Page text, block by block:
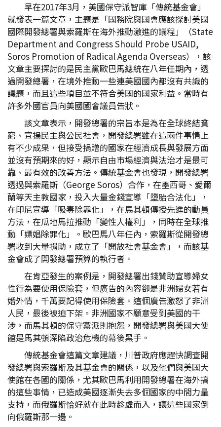
早在2017年3月，美國保守派智庫「傳統基金會」
就發表一篇文章，主題是「國務院與國會應該探討美國
國際開發總署與索羅斯在海外推動激進的議程」（State
Department and Congress Should Probe USAID,
Soros Promotion of Radical Agenda Overseas），該
文章主要探討的是民主黨歐巴馬總統在八年任期內，透
過開發總署，在境外推動一些連美國國內都沒有共識的
議題，而且這些項目並不符合美國的國家利益。當時有
許多外國官員向美國國會議員告狀。
該文章表示，開發總署的宗旨本是為在全球終結貧
窮、宣揚民主與公民社會，開發總署雖在這兩件事情上
有不少成果，但接受捐贈的國家在經濟成長與發展方面
並沒有預期來的好，顯示自由市場經濟與法治才是最可
靠、最有效的改善方法。傳統基金會也發現，開發總署
透過與索羅斯（George Soros）合作，在墨西哥、愛爾
蘭等天主教國家，投入大量金錢宣導「墮胎合法化」，
在印尼宣導「吸毒除罪化」，在馬其頓傳授先進的動員
方法，在瓜地馬拉推動「變性人權利」，同時在全球推
動「嫖娼除罪化」。歐巴馬八年任內，索羅斯從開發總
署收到大量捐助，成立了「開放社會基金會」，而該基
金會成了開發總署預算的執行者。
在肯亞發生的案例是，開發總署出錢贊助宣導婦女
性行為要使用保險套，但廣告的內容卻是非洲婦女若有
婚外情，千萬要記得使用保險套。這個廣告激怒了非洲
人民，最後被迫下架。非洲國家不願意受到美國的干
涉，而馬其頓的保守黨派則抱怨，開發總署與美國大使
館是馬其頓深陷政治危機的幕後黑手。
傳統基金會這篇文章建議，川普政府應趕快調查開
發總署與索羅斯及其基金會的關係，以及他們與美國大
使館在各國的關係，尤其歐巴馬利用開發總署在海外搞
的這些事情，已造成美國逐漸失去多個國家的中間力量
支持，而俄羅斯恰好就在此時趁虛而入，讓這些國家倒
向俄羅斯那一邊。